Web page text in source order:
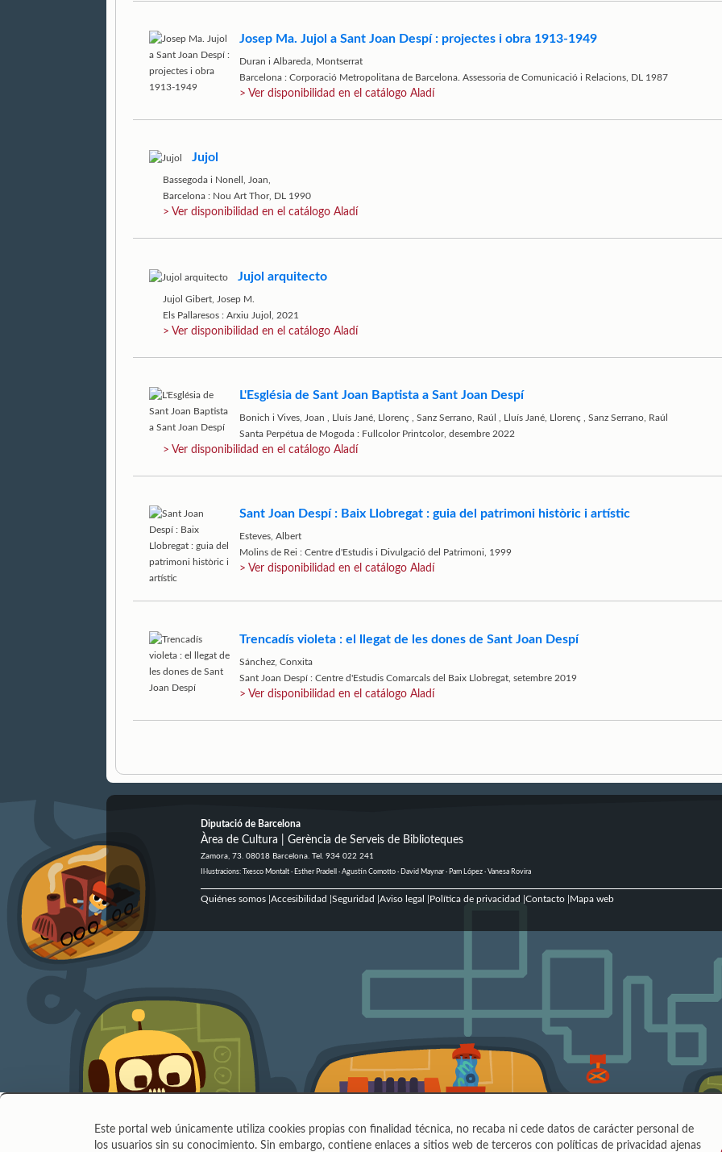
Josep Ma. Jujol a Sant Joan Despí : projectes i obra 1913-1949
Duran i Albareda, Montserrat
Barcelona : Corporació Metropolitana de Barcelona. Assessoria de Comunicació i Relacions, DL 1987
> Ver disponibilidad en el catálogo Aladí
Jujol
Bassegoda i Nonell, Joan,
Barcelona : Nou Art Thor, DL 1990
> Ver disponibilidad en el catálogo Aladí
Jujol arquitecto
Jujol Gibert, Josep M.
Els Pallaresos : Arxiu Jujol, 2021
> Ver disponibilidad en el catálogo Aladí
L'Església de Sant Joan Baptista a Sant Joan Despí
Bonich i Vives, Joan Lluís Jané, Llorenç Sanz Serrano, Raúl Lluís Jané, Llorenç
Sanz Serrano, Raúl
Santa Perpétua de Mogoda : Fullcolor Printcolor, desembre 2022
> Ver disponibilidad en el catálogo Aladí
Sant Joan Despí : Baix Llobregat : guia del patrimoni històric i artístic
Esteves, Albert
Molins de Rei : Centre d'Estudis i Divulgació del Patrimoni, 1999
> Ver disponibilidad en el catálogo Aladí
Trencadís violeta : el llegat de les dones de Sant Joan Despí
Sánchez, Conxita
Sant Joan Despí : Centre d'Estudis Comarcals del Baix Llobregat, setembre 2019
> Ver disponibilidad en el catálogo Aladí
Diputació de Barcelona
Àrea de Cultura | Gerència de Serveis de Biblioteques
Zamora, 73. 08018 Barcelona. Tel. 934 022 241
Il·lustracions: Txesco Montalt · Esther Pradell · Agustín Comotto · David Maynar · Pam López · Vanesa Rovira
Quiénes somos| Accesibilidad Seguridad Aviso legal Política de privacidad Contacto| Mapa web
Este portal web únicamente utiliza cookies propias con finalidad técnica, no recaba ni cede datos de carácter personal de
los usuarios sin su conocimiento. Sin embargo, contiene enlaces a sitios web de terceros con políticas de privacidad ajenas